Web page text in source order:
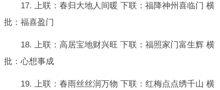
17. 上联：春归大地人间暖 下联：福降神州喜临门 横
批：福喜盈门
18. 上联：高居宝地财兴旺 下联：福照家门富生辉 横
批：心想事成
19. 上联：春雨丝丝润万物 下联：红梅点点绣千山 横